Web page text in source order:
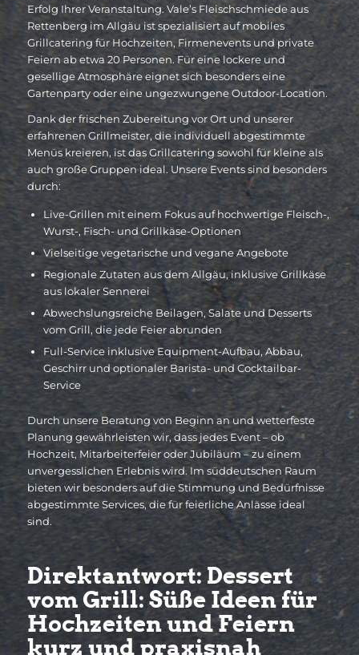
Erfolg Ihrer Veranstaltung. Vale’s Fleischschmiede aus
Rettenberg im Allgäu ist spezialisiert auf mobiles
Grillcatering für Hochzeiten, Firmenevents und private
Feiern ab etwa 20 Personen. Für eine lockere und
gesellige Atmosphäre eignet sich besonders eine
Gartenparty oder eine ungezwungene Outdoor-Location.
Dank der frischen Zubereitung vor Ort und unserer
erfahrenen Grillmeister, die individuell abgestimmte
Menüs kreieren, ist das Grillcatering sowohl für kleine als
auch große Gruppen ideal. Unsere Events sind besonders
durch:
Live-Grillen mit einem Fokus auf hochwertige Fleisch-,
Wurst-, Fisch- und Grillkäse-Optionen
Vielseitige vegetarische und vegane Angebote
Regionale Zutaten aus dem Allgäu, inklusive Grillkäse
aus lokaler Sennerei
Abwechslungsreiche Beilagen, Salate und Desserts
vom Grill, die jede Feier abrunden
Full-Service inklusive Equipment-Aufbau, Abbau,
Geschirr und optionaler Barista- und Cocktailbar-
Service
Durch unsere Beratung von Beginn an und wetterfeste
Planung gewährleisten wir, dass jedes Event – ob
Hochzeit, Mitarbeiterfeier oder Jubiläum – zu einem
unvergesslichen Erlebnis wird. Im süddeutschen Raum
bieten wir besonders auf die Stimmung und Bedürfnisse
abgestimmte Services, die für feierliche Anlässe ideal
sind.
Direktantwort: Dessert
vom Grill: Süße Ideen für
Hochzeiten und Feiern
kurz und praxisnah